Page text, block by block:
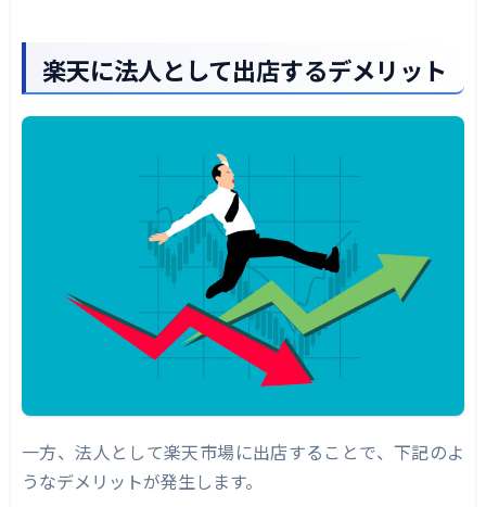
楽天に法人として出店するデメリット
一方、法人として楽天市場に出店することで、下記のよ
うなデメリットが発生します。